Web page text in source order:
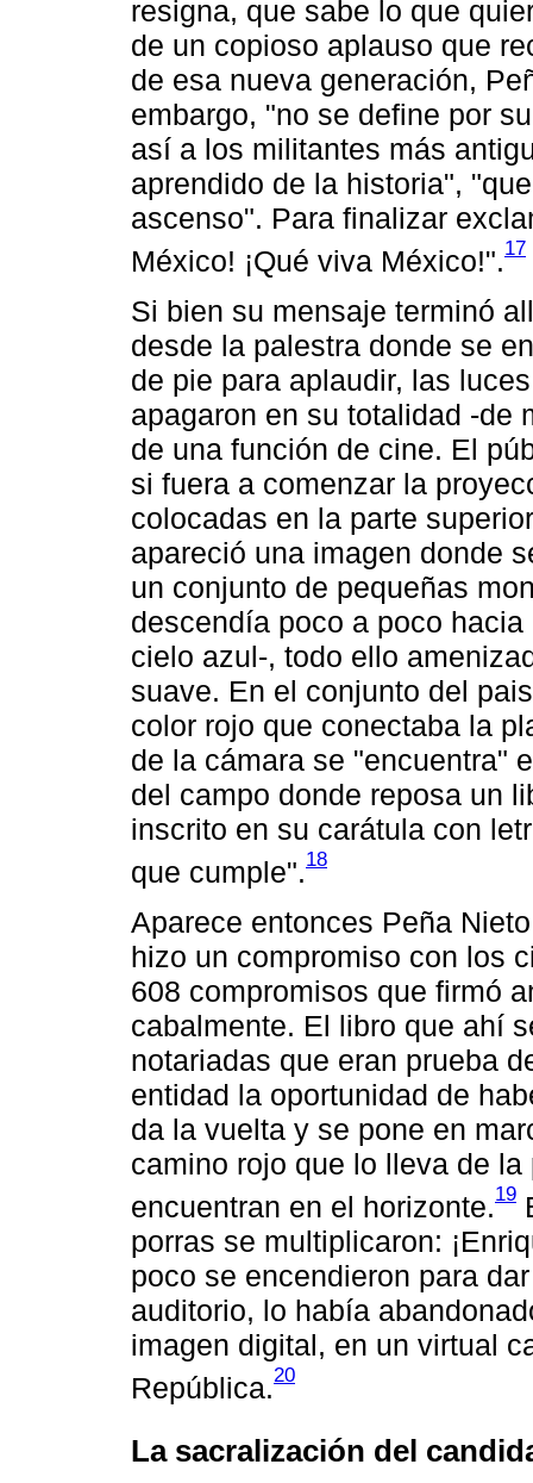
resigna, que sabe lo que
de un copioso aplauso que
de esa nueva generación,
embargo, "no se define por
así a los militantes más
aprendido de la historia",
ascenso". Para finalizar
México! ¡Qué viva México!".17
Si bien su mensaje terminó
desde la palestra donde se
de pie para aplaudir, las
apagaron en su totalidad -de
de una función de cine. El
si fuera a comenzar la
colocadas en la parte
apareció una imagen donde
un conjunto de pequeñas
descendía poco a poco
cielo azul-, todo ello
suave. En el conjunto del
color rojo que conectaba la
de la cámara se "encuentra"
del campo donde reposa un
inscrito en su carátula con
que cumple".18
Aparece entonces Peña
hizo un compromiso con los
608 compromisos que firmó
cabalmente. El libro que ahí
notariadas que eran prueba
entidad la oportunidad de
da la vuelta y se pone en
camino rojo que lo lleva de
encuentran en el horizonte.19
porras se multiplicaron:
poco se encendieron para
auditorio, lo había
imagen digital, en un virtual
República.20
La sacralización del